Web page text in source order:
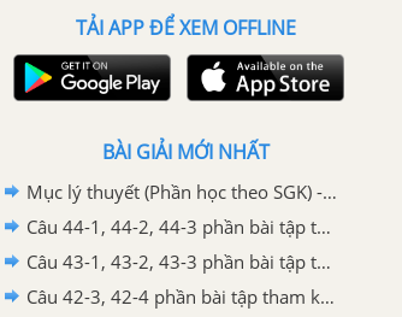
TẢI APP ĐỂ XEM OFFLINE
BÀI GIẢI MỚI NHẤT
Mục lý thuyết (Phần học theo SGK) - Trang 151
Câu 44-1, 44-2, 44-3 phần bài tập tham khảo – Trang 167 Vở bài tập hoá 8
Câu 43-1, 43-2, 43-3 phần bài tập tham khảo – Trang 163 Vở bài tập hoá 8
Câu 42-3, 42-4 phần bài tập tham khảo – Trang 160 Vở bài tập hoá 8